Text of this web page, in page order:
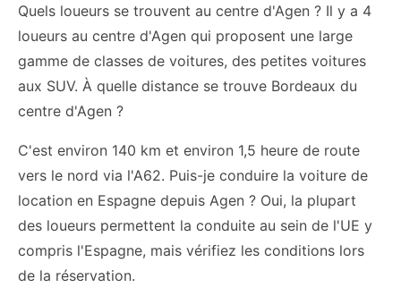
Quels loueurs se trouvent au centre d'Agen ? Il y a 4
loueurs au centre d'Agen qui proposent une large
gamme de classes de voitures, des petites voitures
aux SUV. À quelle distance se trouve Bordeaux du
centre d'Agen ?
C'est environ 140 km et environ 1,5 heure de route
vers le nord via l'A62. Puis-je conduire la voiture de
location en Espagne depuis Agen ? Oui, la plupart
des loueurs permettent la conduite au sein de l'UE y
compris l'Espagne, mais vérifiez les conditions lors
de la réservation.